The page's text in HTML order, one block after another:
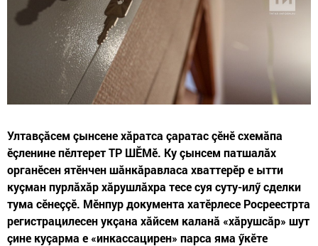
Ултавçăсем çынсене хăратса çаратас çӗнӗ схемăпа
ӗçленине пӗлтерет ТР ШӖМӗ. Ку çынсем патшалăх
органӗсен ятӗнчен шăнкăравласа хваттерӗр е ытти
куçман пурлăхăр хăрушлăхра тесе суя суту-илӳ сделки
тума сӗнеççӗ. Мӗнпур документа хатӗрлесе Росреестрта
регистрацилесен укçана хăйсем каланă «хăрушсăр» шут
çине куçарма е «инкассацирен» парса яма ӳкӗте